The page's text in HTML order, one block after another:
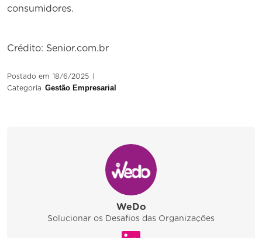
consumidores.
Crédito: Senior.com.br
Postado em 18/6/2025
Categoria Gestão Empresarial
WeDo
Solucionar os Desafios das Organizações